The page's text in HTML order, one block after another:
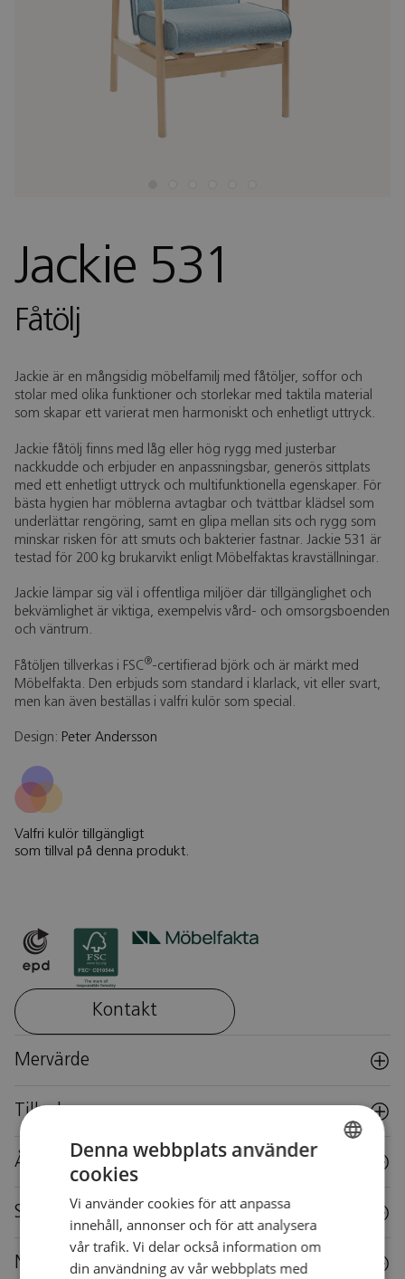
Jackie 531
Fåtölj
Jackie är en mångsidig möbelfamilj med fåtöljer, soffor och
stolar med olika funktioner och storlekar med taktila material
som skapar ett varierat men harmoniskt och enhetligt uttryck.
Jackie fåtölj finns med låg eller hög rygg med justerbar
nackkudde och erbjuder en anpassningsbar, generös sittplats
med ett enhetligt uttryck och multifunktionella egenskaper. För
bästa hygien har möblerna avtagbar och tvättbar klädsel som
underlättar rengöring, samt en glipa mellan sits och rygg som
minskar risken för att smuts och bakterier fastnar. Jackie 531 är
testad för 200 kg brukarvikt enligt Möbelfaktas kravställningar.
Jackie lämpar sig väl i offentliga miljöer där tillgänglighet och
bekvämlighet är viktiga, exempelvis vård- och omsorgsboenden
och väntrum.
Fåtöljen tillverkas i FSC®-certifierad björk och är märkt med
Möbelfakta. Den erbjuds som standard i klarlack, vit eller svart,
men kan även beställas i valfri kulör som special.
Design: Peter Andersson
Valfri kulör tillgängligt
som tillval på denna produkt.
Kontakt
Mervärde
Tillval
Återbruk
Specifikationer
Nedladdningar
Denna webbplats använder
cookies
Vi använder cookies för att anpassa
innehåll, annonser och för att analysera
vår trafik. Vi delar också information om
din användning av vår webbplats med